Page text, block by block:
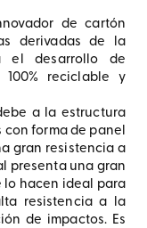
de cartón
derivadas de la
el desarrollo de
reciclable y
a la estructura
forma de panel
gran resistencia a
presenta una gran
lo hacen ideal para
resistencia a la
de impactos. Es